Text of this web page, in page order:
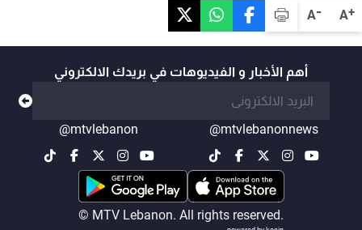
A+
A-
أهم الأخبار و الفيديوهات في بريدك الالكتروني
@mtvlebanonnews
@mtvlebanon
© MTV Lebanon. All rights reserved.